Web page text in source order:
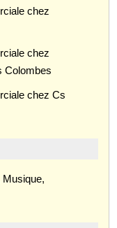
chez
chez
Colombes
chez Cs
Musique,